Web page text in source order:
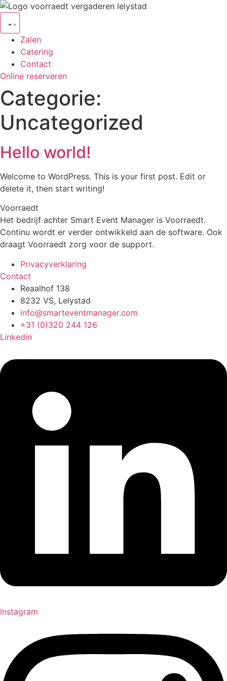
Ga
de
inhoudZalen
Catering
Contact
Online reserveren
Categorie:
Uncategorized
Hello world!
Welcome to WordPress. This is your first post. Edit or
delete it, then start writing!
Voorraedt
Het bedrijf achter Smart Event Manager is Voorraedt.
Continu wordt er verder ontwikkeld aan de software. Ook
draagt Voorraedt zorg voor de support.
Privacyverklaring
Contact
Reaalhof 138
8232 VS, Lelystad
info@smarteventmanager.com
+31 (0)320 244 126
Linkedin
Instagram